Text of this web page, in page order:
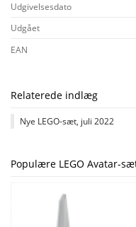
Udgivelsesdato
Udgået
EAN
Relaterede indlæg
Nye LEGO-sæt, juli 2022
Populære LEGO Avatar-